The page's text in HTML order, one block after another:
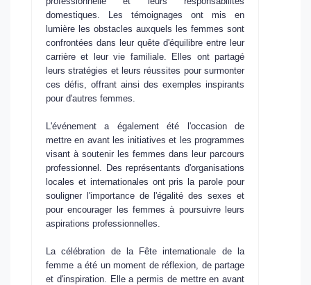
domestiques. Les témoignages ont mis en
lumière les obstacles auxquels les femmes sont
confrontées dans leur quête d'équilibre entre leur
carrière et leur vie familiale. Elles ont partagé
leurs stratégies et leurs réussites pour surmonter
ces défis, offrant ainsi des exemples inspirants
pour d'autres femmes.
L'événement a également été l'occasion de
mettre en avant les initiatives et les programmes
visant à soutenir les femmes dans leur parcours
professionnel. Des représentants d'organisations
locales et internationales ont pris la parole pour
souligner l'importance de l'égalité des sexes et
pour encourager les femmes à poursuivre leurs
aspirations professionnelles.
La célébration de la Fête internationale de la
femme a été un moment de réflexion, de partage
et d'inspiration. Elle a permis de mettre en avant